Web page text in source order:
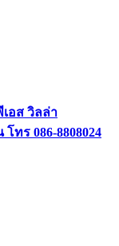
อส วิลล่า
ทร 086-8808024